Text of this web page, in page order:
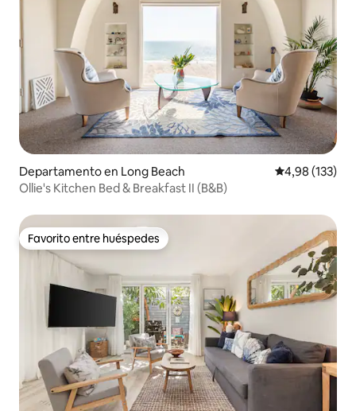
Departamento en Long Beach Calificación
4,98 (133)
Ollie's Kitchen Bed & Breakfast II (B&B)
Favorito entre huéspedes
Favorito entre huéspedes